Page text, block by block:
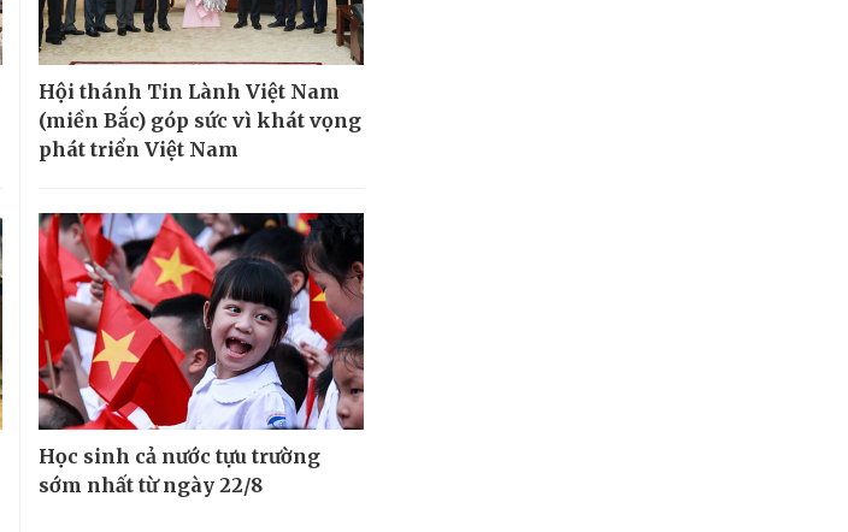
Hội thánh Tin Lành Việt Nam
(miền Bắc) góp sức vì khát vọng
phát triển Việt Nam
Học sinh cả nước tựu trường
sớm nhất từ ngày 22/8